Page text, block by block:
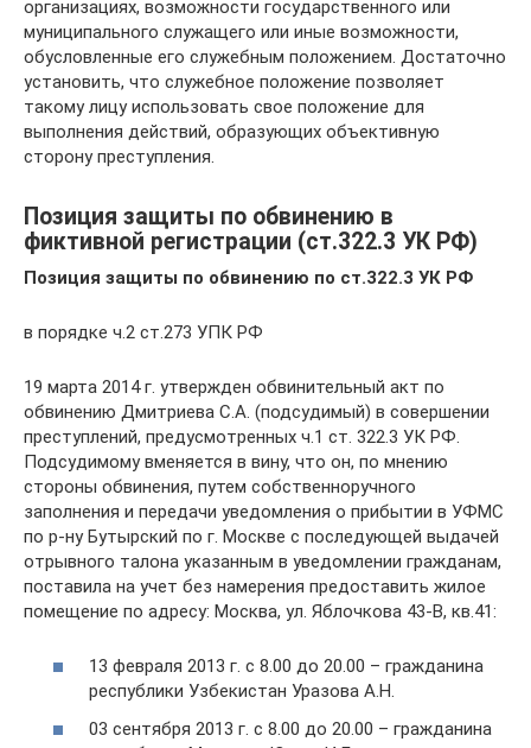
организациях, возможности государственного или
муниципального служащего или иные возможности,
обусловленные его служебным положением. Достаточно
установить, что служебное положение позволяет
такому лицу использовать свое положение для
выполнения действий, образующих объективную
сторону преступления.
Позиция защиты по обвинению в
фиктивной регистрации (ст.322.3 УК РФ)
Позиция защиты по обвинению по ст.322.3 УК РФ
в порядке ч.2 ст.273 УПК РФ
19 марта 2014 г. утвержден обвинительный акт по
обвинению Дмитриева С.А. (подсудимый) в совершении
преступлений, предусмотренных ч.1 ст. 322.3 УК РФ.
Подсудимому вменяется в вину, что он, по мнению
стороны обвинения, путем собственноручного
заполнения и передачи уведомления о прибытии в УФМС
по р-ну Бутырский по г. Москве с последующей выдачей
отрывного талона указанным в уведомлении гражданам,
поставила на учет без намерения предоставить жилое
помещение по адресу: Москва, ул. Яблочкова 43-В, кв.41:
13 февраля 2013 г. с 8.00 до 20.00 – гражданина
республики Узбекистан Уразова А.Н.
03 сентября 2013 г. с 8.00 до 20.00 – гражданина